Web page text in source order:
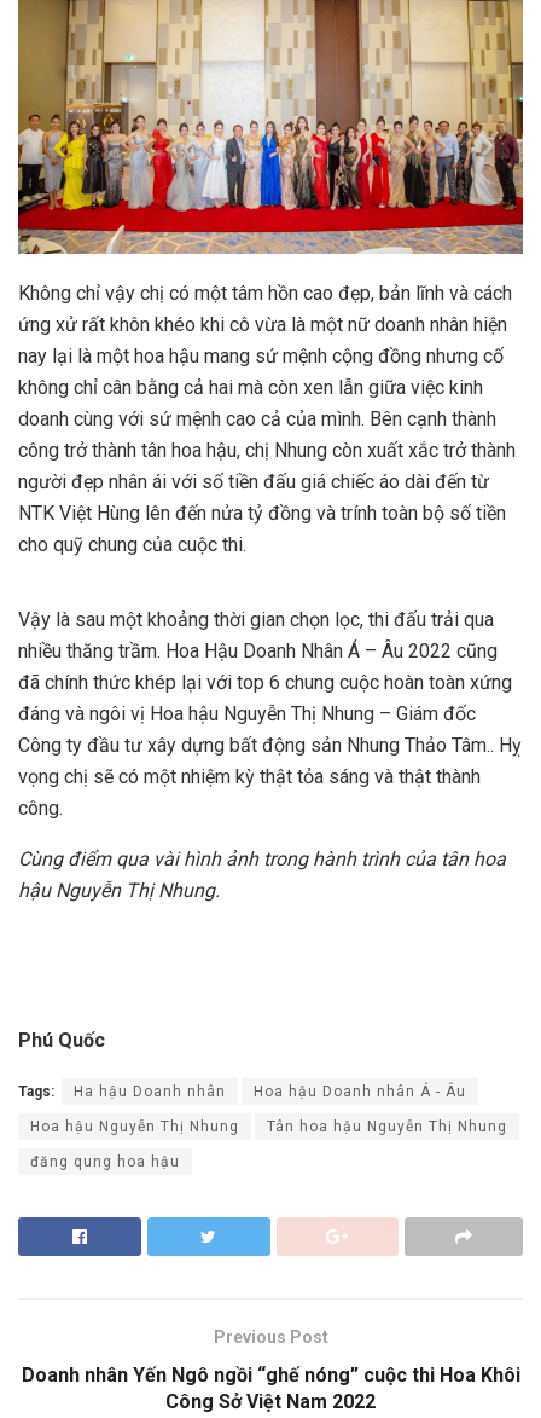
Không chỉ vậy chị có một tâm hồn cao đẹp, bản lĩnh và cách
ứng xử rất khôn khéo khi cô vừa là một nữ doanh nhân hiện
nay lại là một hoa hậu mang sứ mệnh cộng đồng nhưng cố
không chỉ cân bằng cả hai mà còn xen lẫn giữa việc kinh
doanh cùng với sứ mệnh cao cả của mình. Bên cạnh thành
công trở thành tân hoa hậu, chị Nhung còn xuất xắc trở thành
người đẹp nhân ái với số tiền đấu giá chiếc áo dài đến từ
NTK Việt Hùng lên đến nửa tỷ đồng và trính toàn bộ số tiền
cho quỹ chung của cuộc thi.
Vậy là sau một khoảng thời gian chọn lọc, thi đấu trải qua
nhiều thăng trầm. Hoa Hậu Doanh Nhân Á – Âu 2022 cũng
đã chính thức khép lại với top 6 chung cuộc hoàn toàn xứng
đáng và ngôi vị Hoa hậu Nguyễn Thị Nhung – Giám đốc
Công ty đầu tư xây dựng bất động sản Nhung Thảo Tâm.. Hỵ
vọng chị sẽ có một nhiệm kỳ thật tỏa sáng và thật thành
công.
Cùng điểm qua vài hình ảnh trong hành trình của tân hoa
hậu Nguyễn Thị Nhung.
Phú Quốc
Tags: Ha hậu Doanh nhân Hoa hậu Doanh nhân Á - Âu
Hoa hậu Nguyễn Thị Nhung Tân hoa hậu Nguyễn Thị Nhung
đăng qung hoa hậu
Previous Post
Doanh nhân Yến Ngô ngồi “ghế nóng” cuộc thi Hoa Khôi
Công Sở Việt Nam 2022